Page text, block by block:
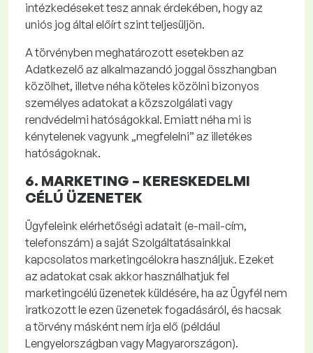
intézkedéseket tesz annak érdekében, hogy az
uniós jog által előírt szint teljesüljön.
A törvényben meghatározott esetekben az
Adatkezelő az alkalmazandó joggal összhangban
közölhet, illetve néha köteles közölni bizonyos
személyes adatokat a közszolgálati vagy
rendvédelmi hatóságokkal. Emiatt néha mi is
kénytelenek vagyunk „megfelelni” az illetékes
hatóságoknak.
6. MARKETING – KERESKEDELMI
CÉLÚ ÜZENETEK
Ügyfeleink elérhetőségi adatait (e-mail-cím,
telefonszám) a saját Szolgáltatásainkkal
kapcsolatos marketingcélokra használjuk. Ezeket
az adatokat csak akkor használhatjuk fel
marketingcélú üzenetek küldésére, ha az Ügyfél nem
iratkozott le ezen üzenetek fogadásáról, és hacsak
a törvény másként nem írja elő (például
Lengyelországban vagy Magyarországon).